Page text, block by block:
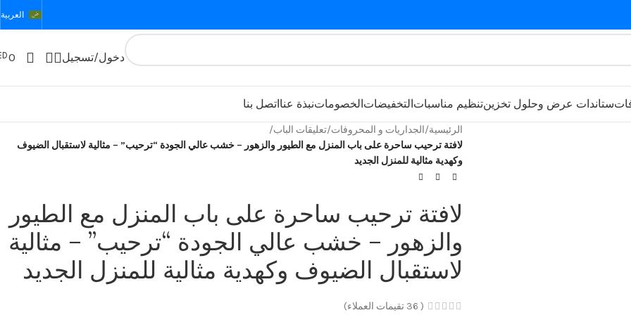
العربية
دخول/تسجيل 0
ستاندات عرض وحلول تخزينتنظيم مناسباتالتخفيضاتالخصوماتنبذة عنااتصل بنا
الرئيسية/الجداريات و المحروفات/تعليقات الباب/
لافتة ترحيب ساحرة على باب المنزل مع الطيور والزهور – خشب عالي الجودة “ترحيب” – مثالية لاستقبال الضيوف
وكهدية مثالية للمنزل الجديد
لافتة ترحيب ساحرة على باب المنزل مع الطيور
والزهور – خشب عالي الجودة “ترحيب” – مثالية
لاستقبال الضيوف وكهدية مثالية للمنزل الجديد
(
36 تقيمات العملاء)